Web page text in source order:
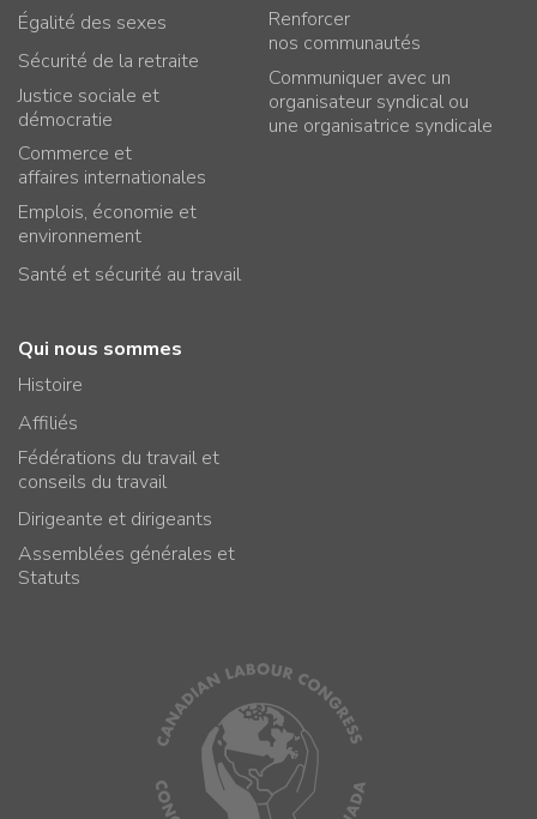
Égalité des sexes
Sécurité de la retraite
Justice sociale et
démocratie
Commerce et
affaires internationales
Emplois, économie et
environnement
Santé et sécurité au travail
Renforcer
nos communautés
Communiquer avec un
organisateur syndical ou
une organisatrice syndicale
Qui nous sommes
Histoire
Affiliés
Fédérations du travail et
conseils du travail
Dirigeante et dirigeants
Assemblées générales et
Statuts